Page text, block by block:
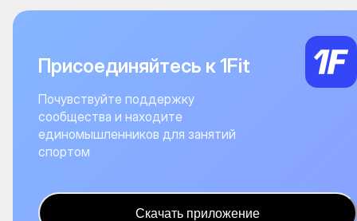
Присоединяйтесь к 1Fit
Почувствуйте поддержку
сообщества и находите
единомышленников для занятий
спортом
Скачать приложение